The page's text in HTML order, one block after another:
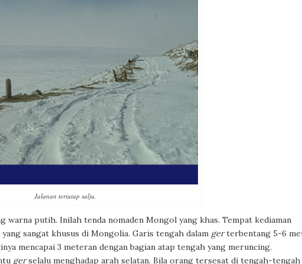
Jalanan tertutup salju.
warna putih. Inilah tenda nomaden Mongol yang khas. Tempat kediaman
sangat khusus di Mongolia. Garis tengah dalam gerterbentang 5-6
mencapai 3 meteran dengan bagian atap tengah yang meruncing.
gerselalu menghadap arah selatan. Bila orang tersesat di tengah-tengah